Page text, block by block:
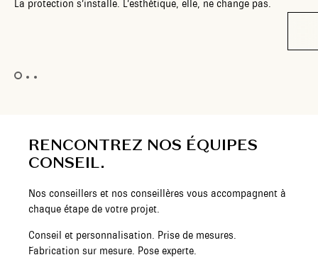
La protection s’installe. L’esthétique, elle, ne change pas.
RENCONTREZ NOS ÉQUIPES
CONSEIL.
Nos conseillers et nos conseillères vous accompagnent à
chaque étape de votre projet.
Conseil et personnalisation. Prise de mesures.
Fabrication sur mesure. Pose experte.